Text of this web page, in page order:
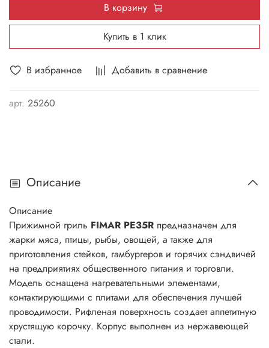
В избранное Добавить в сравнение
арт. 25260
В корзину
Купить в 1 клик
Описание
Описание
Прижимной гриль FIMAR PE35R предназначен для
жарки мяса, птицы, рыбы, овощей, а также для
приготовления стейков, гамбургеров и горячих сэндвичей
на предприятиях общественного питания и торговли.
Модель оснащена нагревательными элементами,
контактирующими с плитами для обеспечения лучшей
проводимости. Рифленая поверхность создает аппетитную
хрустящую корочку. Корпус выполнен из нержавеющей
стали.